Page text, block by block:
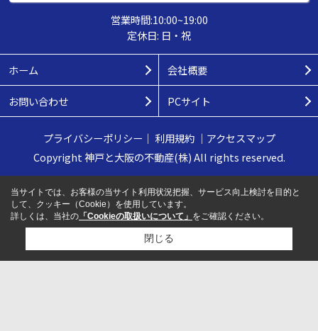
営業時間:10:00~19:00
定休日: 日・祝
ホーム 会社概要
お問い合わせ PCサイト
プライバシーポリシー ｜ 利用規約｜ アクセスマップ
Copyright 神戸と大阪の不動産(株) All rights reserved.
当サイトでは、お客様の当サイト利用状況把握、サービス向上検討を目的と
して、クッキー（Cookie）を使用しています。
詳しくは、当社の 「Cookieの取扱いについて」 をご確認ください。
閉じる